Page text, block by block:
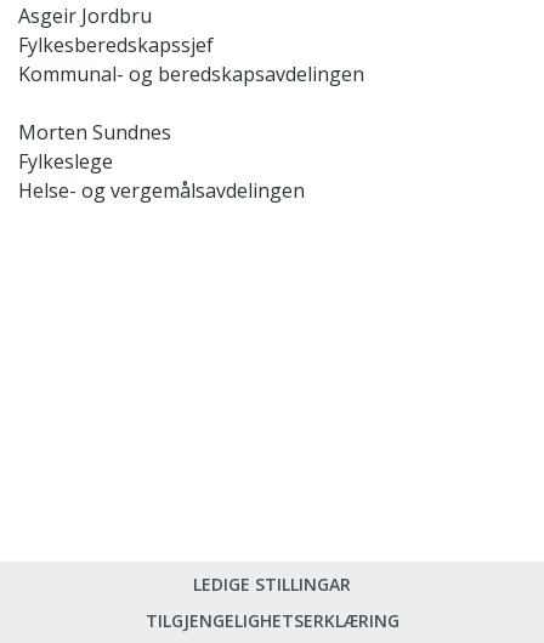
Asgeir Jordbru
Fylkesberedskapssjef
Kommunal- og beredskapsavdelingen
Morten Sundnes
Fylkeslege
Helse- og vergemålsavdelingen
LEDIGE STILLINGAR
TILGJENGELIGHETSERKLÆRING